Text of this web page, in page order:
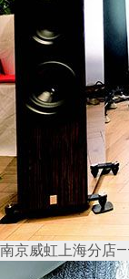
南京威虹上海分店